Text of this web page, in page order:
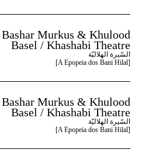
Bashar Murkus & Khulood
Basel / Khashabi Theatre
السّيرة الهلاليّة
[A Epopeia dos Bani Hilal]
Bashar Murkus & Khulood
Basel / Khashabi Theatre
السّيرة الهلاليّة
[A Epopeia dos Bani Hilal]